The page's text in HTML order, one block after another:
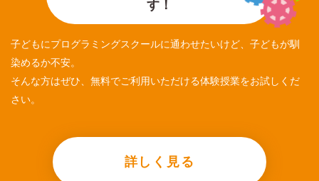
す！
子どもにプログラミングスクールに通わせたいけど、子どもが馴
染めるか不安。
そんな方はぜひ、無料でご利用いただける体験授業をお試しくだ
さい。
詳しく見る